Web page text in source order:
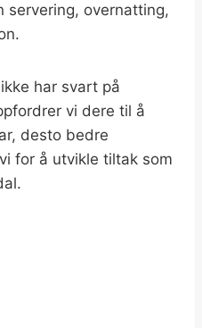
servering, overnatting,
har svart på
vi dere til å
desto bedre
for å utvikle tiltak som